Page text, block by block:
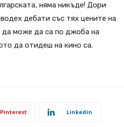
няма никъде! Дори
дебати със тях цените на
да може да са по джоба на
да отидеш на кино са.
Pinterest Linkedin